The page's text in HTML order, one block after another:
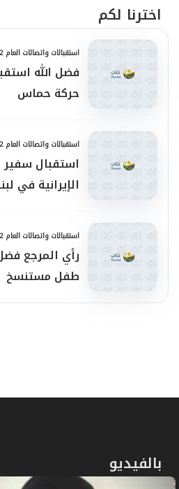
اخترنا لكم
استقبالات واتصالات العام 2002
فضل الله
حركة حماس
استقبالات واتصالات العام 2002
استقبال سفير
الإيرانية في
استقبالات واتصالات العام 2002
رأي المرجع
طفل مستنسخ
بالفيديو